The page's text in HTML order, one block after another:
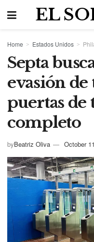
EL
Home Estados Unidos
Septa
evasión
puertas de
completo
byBeatriz Oliva October